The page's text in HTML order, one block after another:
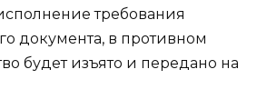
требования
документа, в противном
будет изъято и передано на